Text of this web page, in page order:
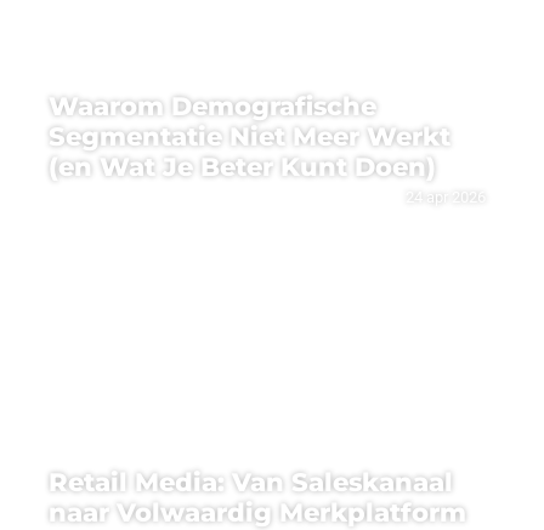
Waarom Demografische
Segmentatie Niet Meer Werkt
(en Wat Je Beter Kunt Doen)
24 apr 2026
Retail Media: Van Saleskanaal
naar Volwaardig Merkplatform